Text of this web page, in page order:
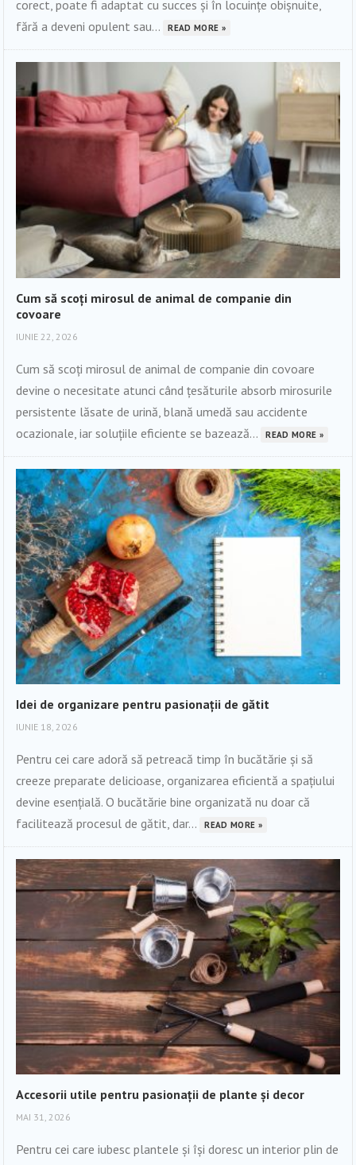
corect, poate fi adaptat cu succes și în locuințe obișnuite,
fără a deveni opulent sau...
READ MORE »
Cum să scoți mirosul de animal de companie din
covoare
IUNIE 22, 2026
Cum să scoți mirosul de animal de companie din covoare
devine o necesitate atunci când țesăturile absorb mirosurile
persistente lăsate de urină, blană umedă sau accidente
ocazionale, iar soluțiile eficiente se bazează...
READ MORE »
Idei de organizare pentru pasionații de gătit
IUNIE 18, 2026
Pentru cei care adoră să petreacă timp în bucătărie și să
creeze preparate delicioase, organizarea eficientă a spațiului
devine esențială. O bucătărie bine organizată nu doar că
facilitează procesul de gătit, dar...
READ MORE »
Accesorii utile pentru pasionații de plante și decor
MAI 31, 2026
Pentru cei care iubesc plantele și își doresc un interior plin de